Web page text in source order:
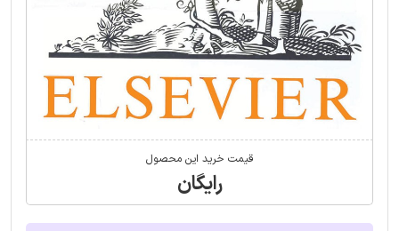
قیمت خرید این محصول
رایگان